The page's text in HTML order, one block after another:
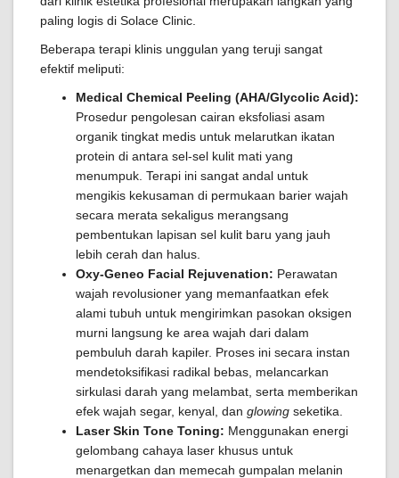
paling logis di Solace Clinic.
Beberapa terapi klinis unggulan yang teruji sangat
efektif meliputi:
Medical Chemical Peeling (AHA/Glycolic Acid):
Prosedur pengolesan cairan eksfoliasi asam
organik tingkat medis untuk melarutkan ikatan
protein di antara sel-sel kulit mati yang
menumpuk. Terapi ini sangat andal untuk
mengikis kekusaman di permukaan barier wajah
secara merata sekaligus merangsang
pembentukan lapisan sel kulit baru yang jauh
lebih cerah dan halus.
Oxy-Geneo Facial Rejuvenation: Perawatan
wajah revolusioner yang memanfaatkan efek
alami tubuh untuk mengirimkan pasokan oksigen
murni langsung ke area wajah dari dalam
pembuluh darah kapiler. Proses ini secara instan
mendetoksifikasi radikal bebas, melancarkan
sirkulasi darah yang melambat, serta memberikan
efek wajah segar, kenyal, dan glowing seketika.
Laser Skin Tone Toning: Menggunakan energi
gelombang cahaya laser khusus untuk
menargetkan dan memecah gumpalan melanin